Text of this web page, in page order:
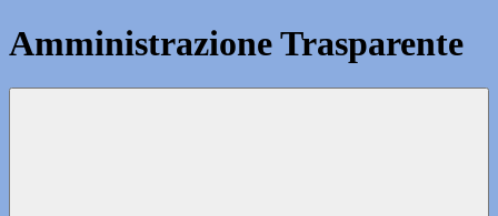
Amministrazione Trasparente